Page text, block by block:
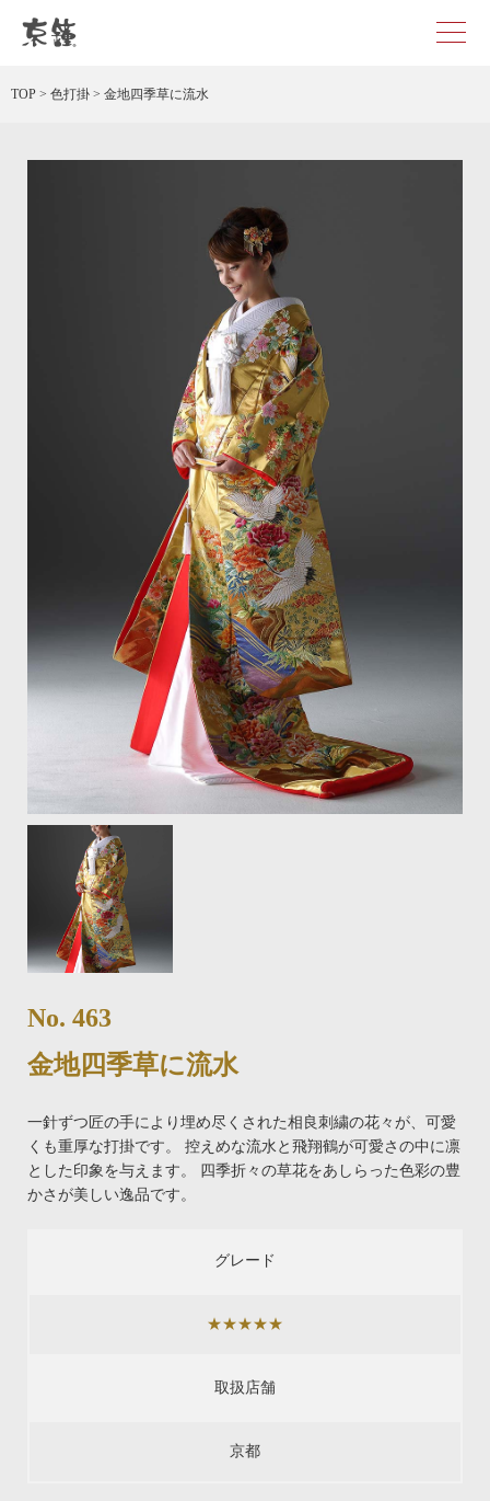
TOP > 色打掛 > 金地四季草に流水
No. 463
金地四季草に流水
一針ずつ匠の手により埋め尽くされた相良刺繍の花々が、可愛
くも重厚な打掛です。 控えめな流水と飛翔鶴が可愛さの中に凛
とした印象を与えます。 四季折々の草花をあしらった色彩の豊
かさが美しい逸品です。
グレード
★★★★★
取扱店舗
京都